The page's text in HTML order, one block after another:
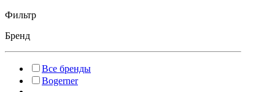
Фильтр
Бренд
Все бренды
Bogerner